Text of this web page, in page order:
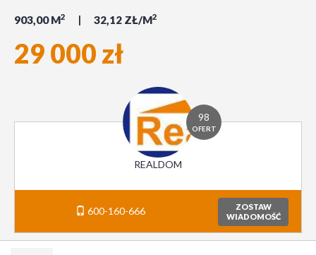
903,00 M2 32,12 ZŁ/M2
29 000 zł
98
OFERT
REALDOM
600-160-666
ZOSTAW
WIADOMOŚĆ